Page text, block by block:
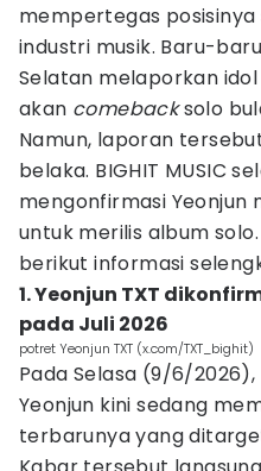
mempertegas
industri musik. Baru-
Selatan melaporkan idol
akan comebacksolo
Namun, laporan
belaka. BIGHIT MUSIC
mengonfirmasi
untuk merilis album
berikut informasi
1. Yeonjun TXT
pada Juli 2026
potret Yeonjun TXT (x.com/TXT_bighit)
Pada Selasa (9/6/2026),
Yeonjun kini sedang
terbarunya yang